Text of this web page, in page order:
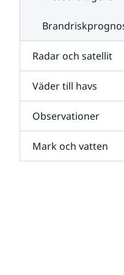
Radar och satellit
Väder till havs
Observationer
Mark och vatten